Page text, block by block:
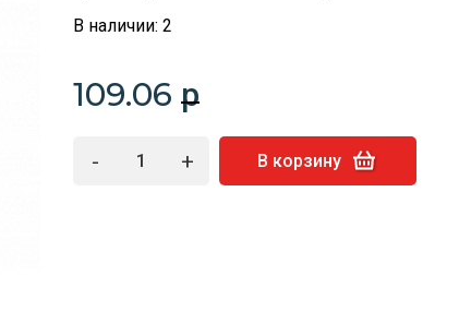
В наличии: 2
109.06 p
- + В корзину